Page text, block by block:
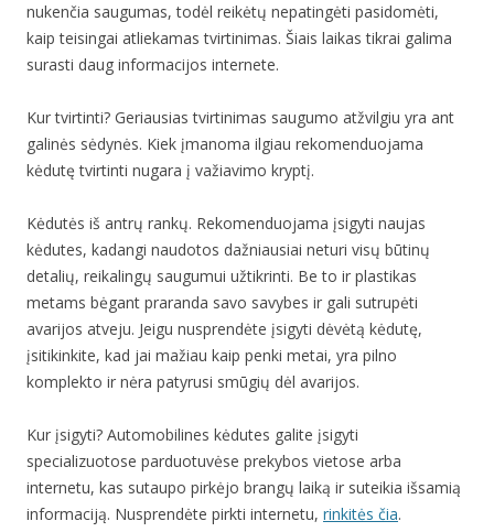
nukenčia saugumas, todėl reikėtų nepatingėti pasidomėti,
kaip teisingai atliekamas tvirtinimas. Šiais laikas tikrai galima
surasti daug informacijos internete.
Kur tvirtinti? Geriausias tvirtinimas saugumo atžvilgiu yra ant
galinės sėdynės. Kiek įmanoma ilgiau rekomenduojama
kėdutę tvirtinti nugara į važiavimo kryptį.
Kėdutės iš antrų rankų. Rekomenduojama įsigyti naujas
kėdutes, kadangi naudotos dažniausiai neturi visų būtinų
detalių, reikalingų saugumui užtikrinti. Be to ir plastikas
metams bėgant praranda savo savybes ir gali sutrupėti
avarijos atveju. Jeigu nusprendėte įsigyti dėvėtą kėdutę,
įsitikinkite, kad jai mažiau kaip penki metai, yra pilno
komplekto ir nėra patyrusi smūgių dėl avarijos.
Kur įsigyti? Automobilines kėdutes galite įsigyti
specializuotose parduotuvėse prekybos vietose arba
internetu, kas sutaupo pirkėjo brangų laiką ir suteikia išsamią
informaciją. Nusprendėte pirkti internetu, rinkitės čia.